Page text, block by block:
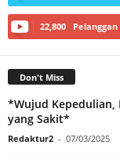
22,800 Pelanggan
Don't Miss
*Wujud Kepedulian,
yang Sakit*
Redaktur2 - 07/03/2025